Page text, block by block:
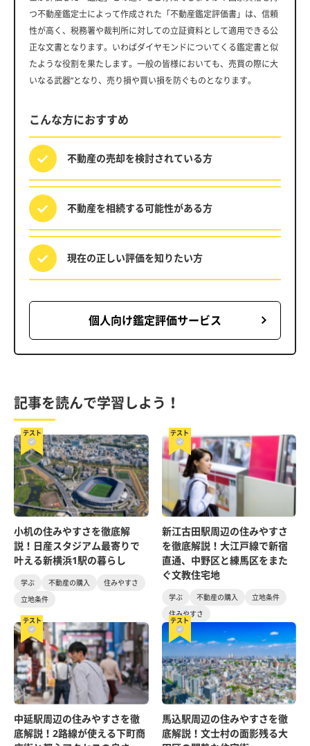
つ不動産鑑定士によって作成された「不動産鑑定評価書」は、信頼
性が高く、税務署や裁判所に対しての立証資料として適用できる公
正な文書となります。いわばダイヤモンドについてくる鑑定書と似
たような役割を果たします。一般の皆様においても、売買の際に大
いなる武器”となり、売り損や買い損を防ぐものとなります。
こんな方におすすめ
不動産の売却を検討されている方
不動産を相続する可能性がある方
現在の正しい評価を知りたい方
個人向け鑑定評価サービス
記事を読んで学習しよう！
テスト
小机の住みやすさを徹底解
説！日産スタジアム最寄りで
叶える新横浜1駅の暮らし
学ぶ 不動産の購入
住みやすさ
立地条件
テスト
新江古田駅周辺の住みやすさ
を徹底解説！大江戸線で新宿
直通、中野区と練馬区をまた
ぐ文教住宅地
学ぶ 不動産の購入
立地条件
住みやすさ
テスト
中延駅周辺の住みやすさを徹
底解説！2路線が使える下町商
テスト
馬込駅周辺の住みやすさを徹
底解説！文士村の面影残る大